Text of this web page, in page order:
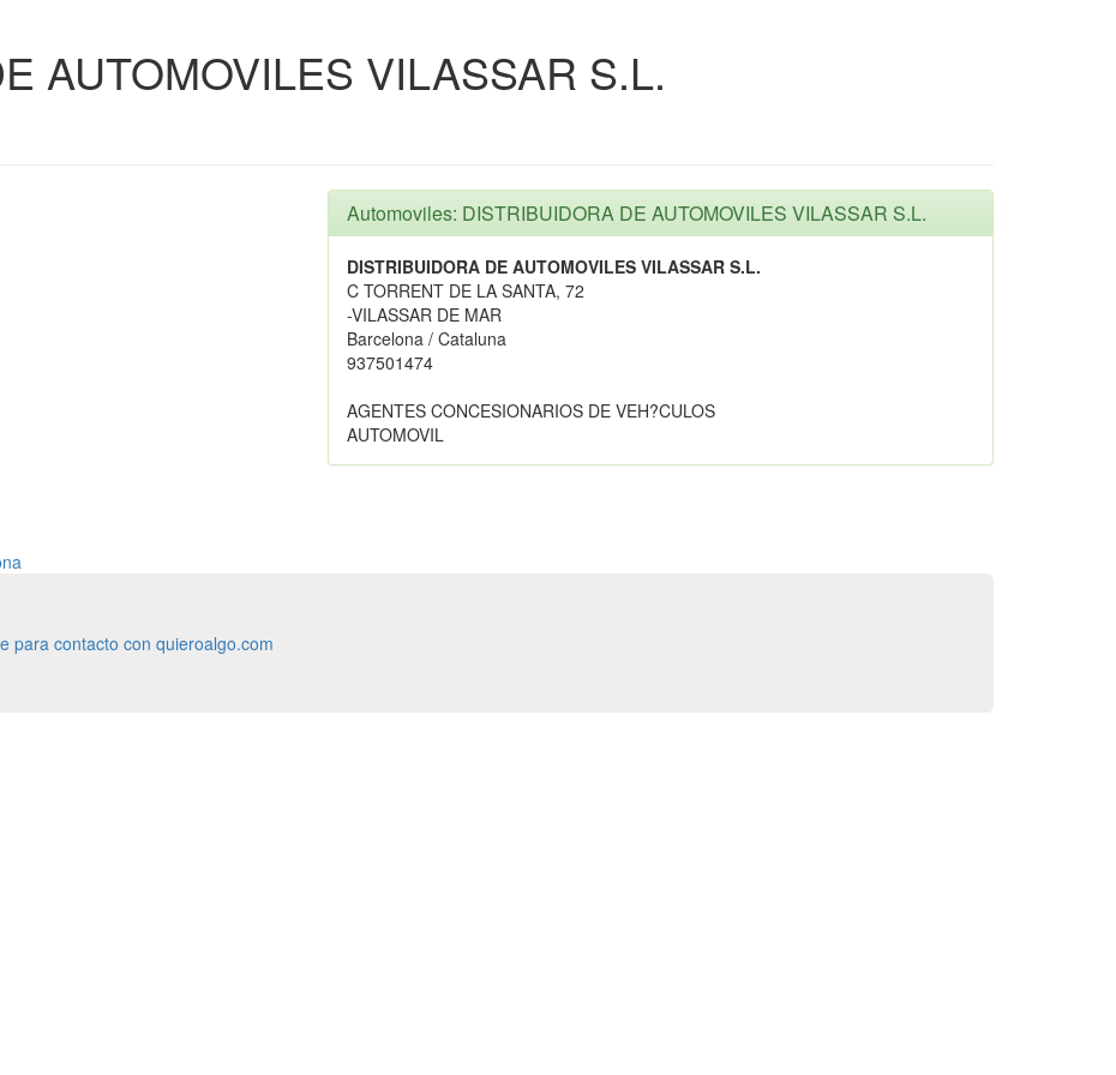
AUTOMOVILES VILASSAR S.L.
Automoviles: DISTRIBUIDORA DE AUTOMOVILES VILASSAR S.L.
DISTRIBUIDORA DE AUTOMOVILES VILASSAR S.L.
C TORRENT DE LA SANTA, 72
-VILASSAR DE MAR
Barcelona / Cataluna
937501474
AGENTES CONCESIONARIOS DE VEH?CULOS
AUTOMOVIL
para contacto con quieroalgo.com